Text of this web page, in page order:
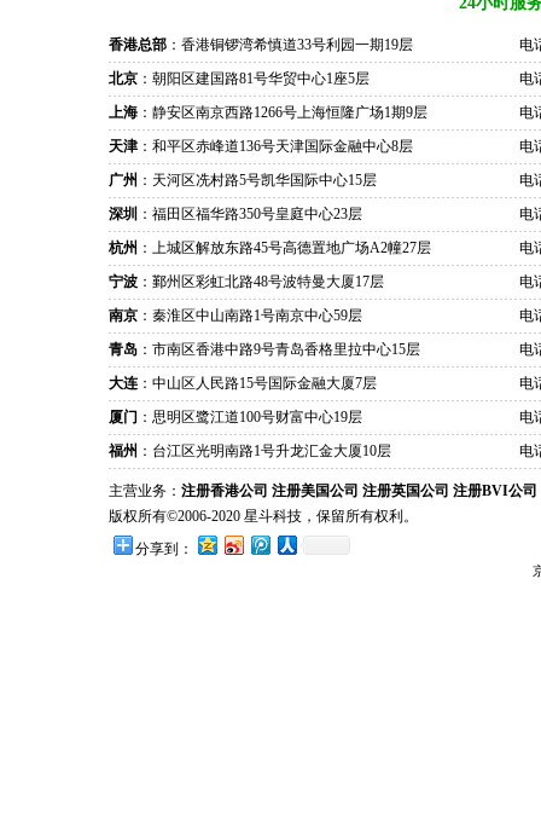
香港总部 ：香港铜锣湾希慎道33号利园一期19层
电
北京 ：朝阳区建国路81号华贸中心1座5层
电
上海 ：静安区南京西路1266号上海恒隆广场1期9层
电
天津 ：和平区赤峰道136号天津国际金融中心8层
电
广州 ：天河区冼村路5号凯华国际中心15层
电
深圳 ：福田区福华路350号皇庭中心23层
电
杭州 ：上城区解放东路45号高德置地广场A2幢27层
电
宁波 ：鄞州区彩虹北路48号波特曼大厦17层
电
南京 ：秦淮区中山南路1号南京中心59层
电
青岛 ：市南区香港中路9号青岛香格里拉中心15层
电
大连 ：中山区人民路15号国际金融大厦7层
电
厦门 ：思明区鹭江道100号财富中心19层
电
福州 ：台江区光明南路1号升龙汇金大厦10层 电
主营业务： 注册香港公司 注册美国公司 注册英国公司 注册BVI公司
版权所有©2006-2020 星斗科技，保留所有权利。
分享到：